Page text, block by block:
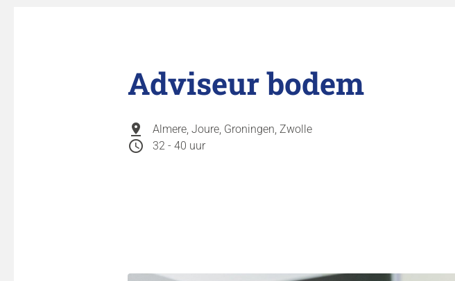
Adviseur bodem
pin_drop Almere, Joure, Groningen, Zwolle
schedule 32 - 40 uur